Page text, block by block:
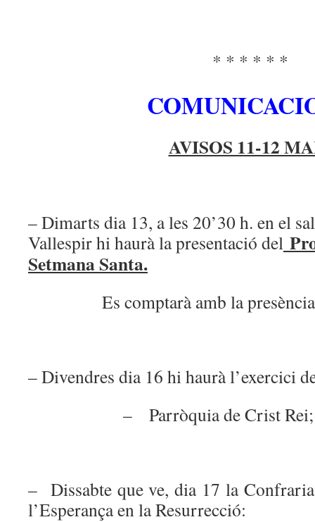
* * * * * *
AVISOS 11-12
– Dimarts dia 13, a les 20’30 h. en el
Vallespir hi haurà la presentació del
Setmana Santa.
Es comptarà amb la presència
– Divendres dia 16 hi haurà l’exercici
– Parròquia de Crist Rei;
– Dissabte que ve, dia 17 la
l’Esperança en la Resurrecció: